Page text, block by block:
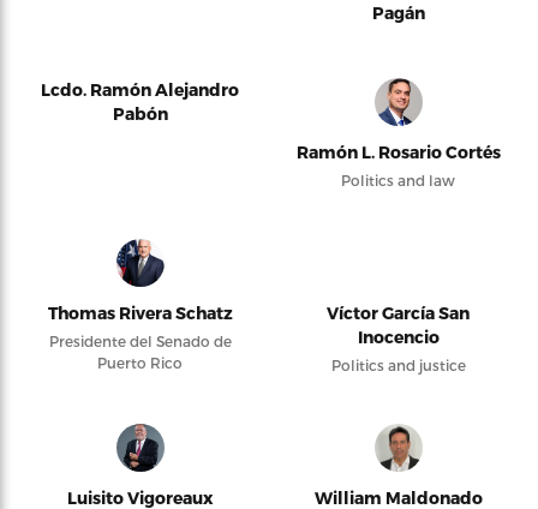
Pagán
Lcdo. Ramón Alejandro
Pabón
Ramón L. Rosario Cortés
Politics and law
Thomas Rivera Schatz
Presidente del Senado de
Puerto Rico
Víctor García San
Inocencio
Politics and justice
Luisito Vigoreaux William Maldonado